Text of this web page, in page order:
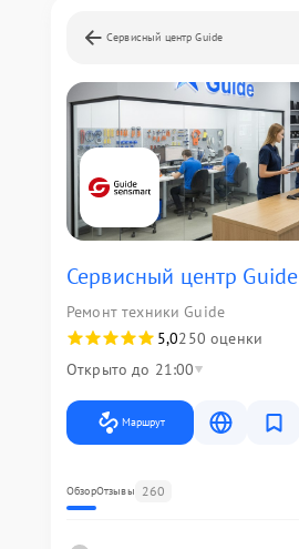
Сервисный центр Guide
Сервисный центр Guide
Ремонт техники Guide
5,0250 оценки
Открыто до 21:00
Маршрут
ОбзорОтзывы 260